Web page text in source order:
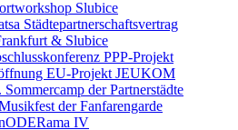
Slubice
Städtepartnerschaftsvertrag
& Slubice
PPP-Projekt
EU-Projekt JEUKOM
Sommercamp der Partnerstädte
der Fanfarengarde
IV